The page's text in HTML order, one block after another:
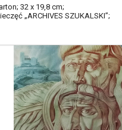
32 x 19,8 cm;
„ARCHIVES SZUKALSKI”;